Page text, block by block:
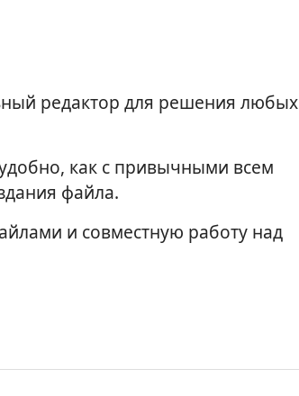
редактор для решения любых
как с привычными всем
файла.
и совместную работу над